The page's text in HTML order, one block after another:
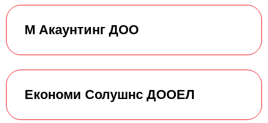
М Акаунтинг ДОО
Економи Солушнс ДООЕЛ